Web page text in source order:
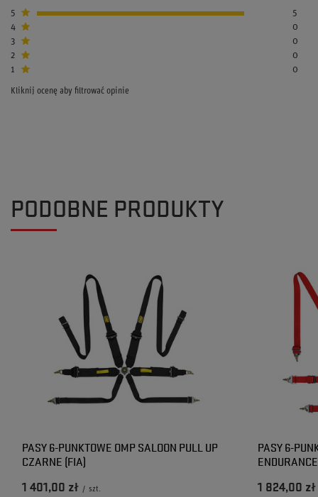
5
5
4
0
3
0
2
0
1
0
Kliknij ocenę aby filtrować opinie
PODOBNE PRODUKTY
PASY 6-PUNKTOWE OMP SALOON PULL UP
CZARNE (FIA)
1 401,00 zł / szt.
PASY 6-
1 824,00 zł